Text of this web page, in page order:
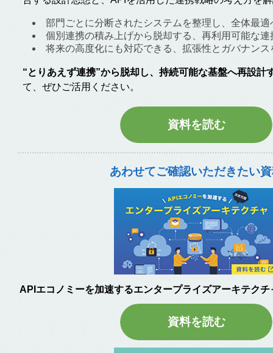
部門ごとに分断されたシステムを整理し、全体最
個別連携の積み上げから脱却する、再利用可能な
将来の高度化にも対応できる、拡張性とガバナン
“とりあえず連携”から脱却し、持続可能な基盤へ再設計
て、ぜひご活用ください。
資料を読む
あわせてご確認いただきたい
APIエコノミーを加速するエンタープライズアーキテクチ
資料を読む